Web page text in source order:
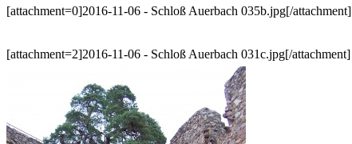
[attachment=0]2016-11-06 - Schloß Auerbach 035b.jpg[/attachment]
[attachment=2]2016-11-06 - Schloß Auerbach 031c.jpg[/attachment]